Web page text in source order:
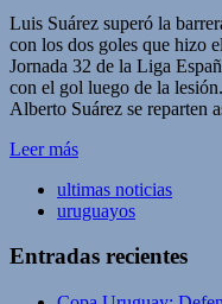
Compartir
Luis Suárez superó la
con los dos goles que hizo
Jornada 32 de la Liga
con el gol luego de la
Alberto Suárez se reparten
Leer más
ultimas noticias
uruguayos
Entradas recientes